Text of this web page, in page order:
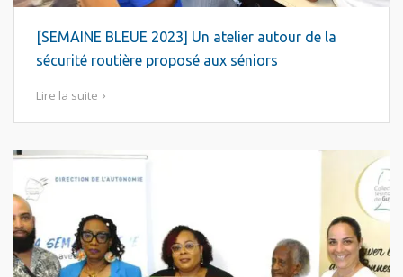
[SEMAINE BLEUE 2023] Un atelier autour de la
sécurité routière proposé aux séniors
Lire la suite